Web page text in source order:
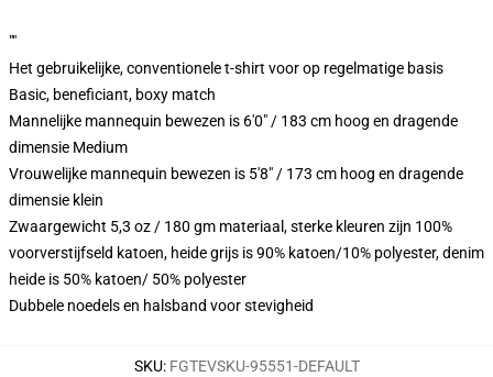
""
Het gebruikelijke, conventionele t-shirt voor op regelmatige basis
Basic, beneficiant, boxy match
Mannelijke mannequin bewezen is 6'0" / 183 cm hoog en dragende
dimensie Medium
Vrouwelijke mannequin bewezen is 5'8" / 173 cm hoog en dragende
dimensie klein
Zwaargewicht 5,3 oz / 180 gm materiaal, sterke kleuren zijn 100%
voorverstijfseld katoen, heide grijs is 90% katoen/10% polyester, denim
heide is 50% katoen/ 50% polyester
Dubbele noedels en halsband voor stevigheid
SKU: FGTEVSKU-95551-DEFAULT